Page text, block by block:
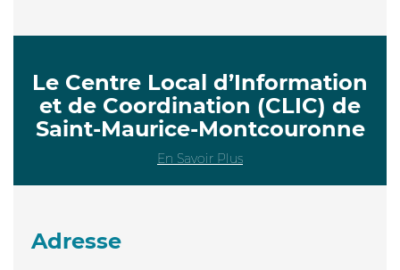
Le Centre Local d’Information
et de Coordination (CLIC) de
Saint-Maurice-Montcouronne
En Savoir Plus
Adresse